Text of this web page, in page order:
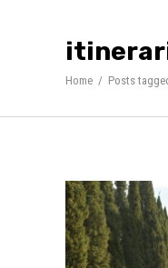
Home / Posts